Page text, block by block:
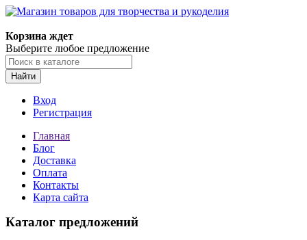
Корзина ждет
Выберите любое предложение
Найти
Вход
Регистрация
Главная
Блог
Доставка
Оплата
Контакты
Карта сайта
Каталог предложений